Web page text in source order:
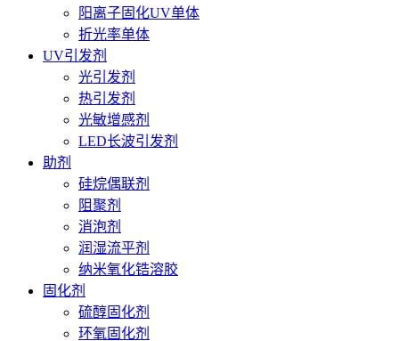
阳离子固化UV单体
折光率单体
UV引发剂
光引发剂
热引发剂
光敏增感剂
LED长波引发剂
助剂
硅烷偶联剂
阻聚剂
消泡剂
润湿流平剂
纳米氧化锆溶胶
固化剂
硫醇固化剂
环氧固化剂